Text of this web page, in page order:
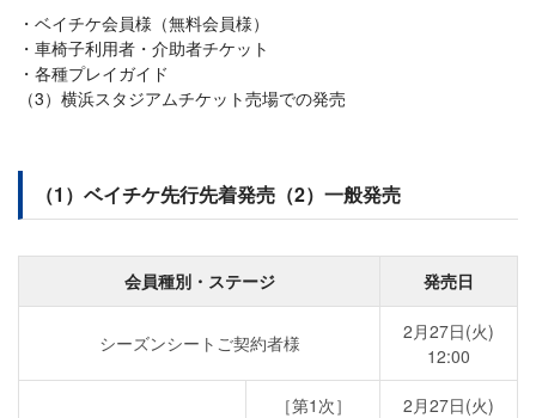
ベイチケ会員様（無料会員様）
車椅子利用者・介助者チケット
各種プレイガイド
（3）横浜スタジアムチケット売場での発売
（1）ベイチケ先行先着発売（2）一般発売
会員種別・ステージ 発売日
シーズンシートご契約者様
2月27日(火)
12:00
［第1次］ 2月27日(火)